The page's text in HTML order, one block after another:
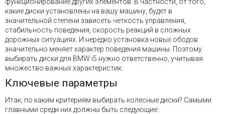
какие диски установлены на вашу машину, будет в
значительной степени зависеть четкость управления,
стабильность поведения, скорость реакций в сложных
дорожных ситуациях. И нередко установка новых ободов
значительно меняет характер поведения машины. Поэтому
выбирать диски для BMW i5 нужно ответственно, учитывая
множество важных характеристик.
Ключевые параметры
Итак, по каким критериям выбирать колесные диски? Самыми
главными среди них должны быть следующие: